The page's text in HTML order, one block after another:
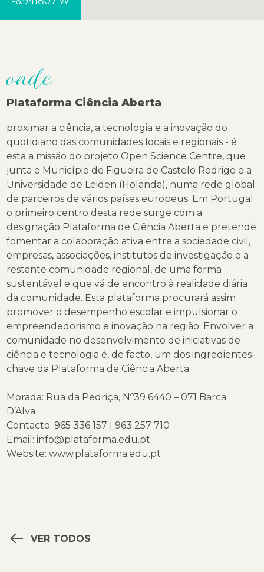
onde
Plataforma Ciência Aberta
proximar a ciência, a tecnologia e a inovação do
quotidiano das comunidades locais e regionais - é
esta a missão do projeto Open Science Centre, que
junta o Município de Figueira de Castelo Rodrigo e a
Universidade de Leiden (Holanda), numa rede global
de parceiros de vários países europeus. Em Portugal
o primeiro centro desta rede surge com a
designação Plataforma de Ciência Aberta e pretende
fomentar a colaboração ativa entre a sociedade civil,
empresas, associações, institutos de investigação e a
restante comunidade regional, de uma forma
sustentável e que vá de encontro à realidade diária
da comunidade. Esta plataforma procurará assim
promover o desempenho escolar e impulsionar o
empreendedorismo e inovação na região. Envolver a
comunidade no desenvolvimento de iniciativas de
ciência e tecnologia é, de facto, um dos ingredientes-
chave da Plataforma de Ciência Aberta.
Morada: Rua da Pedriça, Nº39 6440 – 071 Barca
D’Alva
Contacto: 965 336 157 | 963 257 710
Email:info@plataforma.edu.pt
Website:www.plataforma.edu.pt
VER TODOS